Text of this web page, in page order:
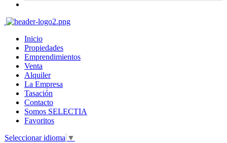
Inicio
Propiedades
Emprendimientos
Venta
Alquiler
La Empresa
Tasación
Contacto
Somos SELECTIA
Favoritos
Seleccionar idioma ▼